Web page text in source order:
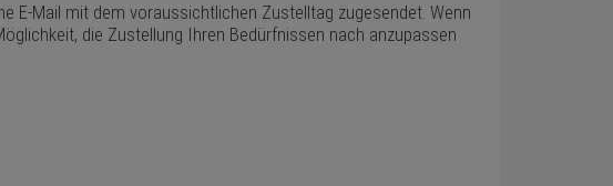
E-Mail mit dem voraussichtlichen Zustelltag zugesendet. Wenn
die Zustellung Ihren Bedürfnissen nach anzupassen